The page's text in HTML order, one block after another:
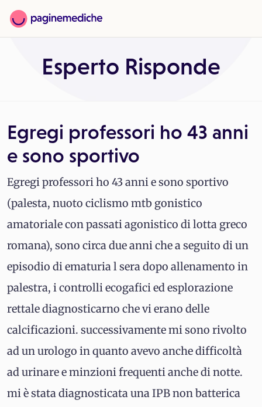
Esperto Risponde
Egregi professori ho 43 anni
e sono sportivo
Egregi professori ho 43 anni e sono sportivo
(palesta, nuoto ciclismo mtb gonistico
amatoriale con passati agonistico di lotta greco
romana), sono circa due anni che a seguito di un
episodio di ematuria l sera dopo allenamento in
palestra, i controlli ecogafici ed esplorazione
rettale diagnosticarno che vi erano delle
calcificazioni. successivamente mi sono rivolto
ad un urologo in quanto avevo anche difficoltà
ad urinare e minzioni frequenti anche di notte.
mi è stata diagnosticata una IPB non batterica